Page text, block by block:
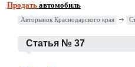
Продать автомобиль
Авторынок Краснодарского края
Статья № 37